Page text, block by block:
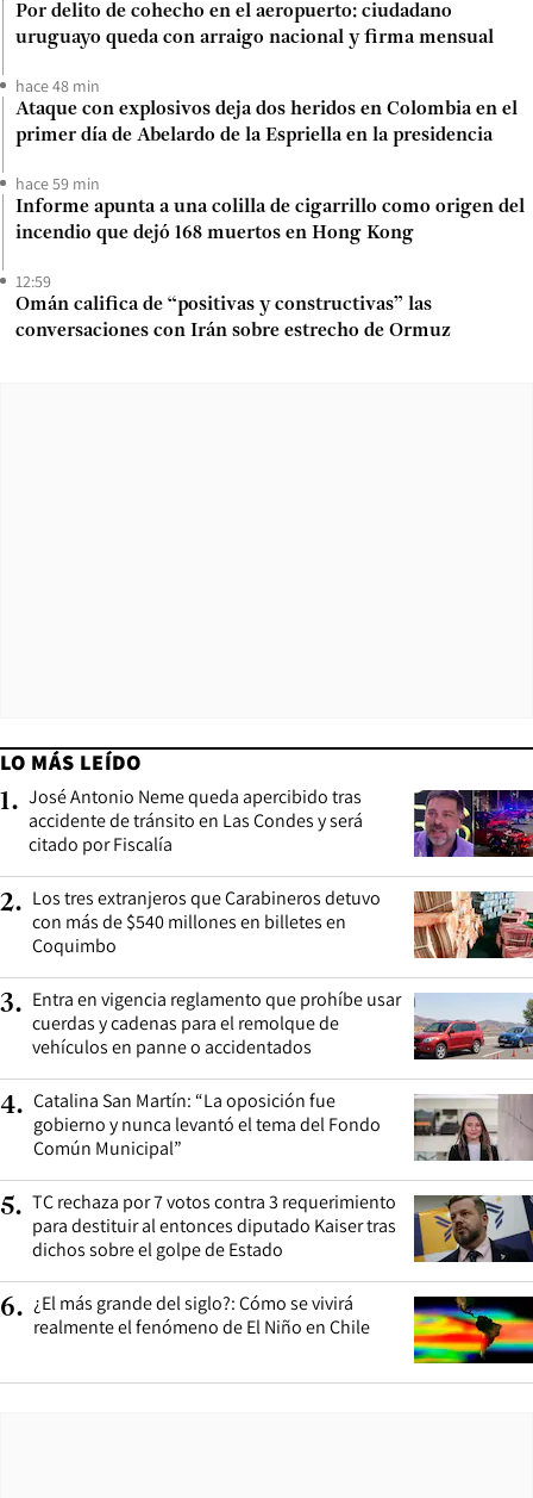
Por delito de cohecho en el aeropuerto: ciudadano
uruguayo queda con arraigo nacional y firma mensual
hace 48 min
Ataque con explosivos deja dos heridos en Colombia en el
primer día de Abelardo de la Espriella en la presidencia
hace 59 min
Informe apunta a una colilla de cigarrillo como origen del
incendio que dejó 168 muertos en Hong Kong
12:59
Omán califica de “positivas y constructivas” las
conversaciones con Irán sobre estrecho de Ormuz
LO MÁS LEÍDO
1. José Antonio Neme queda apercibido tras
accidente de tránsito en Las Condes y será
citado por Fiscalía
2. Los tres extranjeros que Carabineros detuvo
con más de $540 millones en billetes en
Coquimbo
3. Entra en vigencia reglamento que prohíbe usar
cuerdas y cadenas para el remolque de
vehículos en panne o accidentados
4. Catalina San Martín: “La oposición fue
gobierno y nunca levantó el tema del Fondo
Común Municipal”
5. TC rechaza por 7 votos contra 3 requerimiento
para destituir al entonces diputado Kaiser tras
dichos sobre el golpe de Estado
6. ¿El más grande del siglo?: Cómo se vivirá
realmente el fenómeno de El Niño en Chile